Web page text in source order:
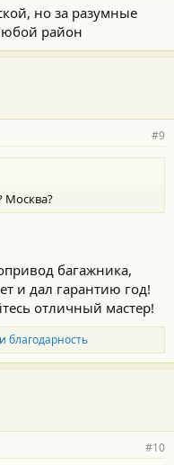
но за разумные
район
#9
Москва?
багажника,
и дал гарантию год!
отличный мастер!
благодарность
#10